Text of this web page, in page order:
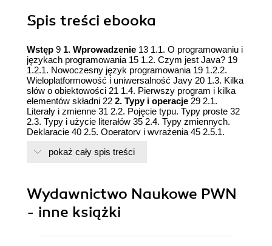
Spis treści ebooka
Wstęp 9 1. Wprowadzenie 13 1.1. O programowaniu i
językach programowania 15 1.2. Czym jest Java? 19
1.2.1. Nowoczesny język programowania 19 1.2.2.
Wieloplatformowość i uniwersalność Javy 20 1.3. Kilka
słów o obiektowości 21 1.4. Pierwszy program i kilka
elementów składni 22 2. Typy i operacje 29 2.1.
Literały i zmienne 31 2.2. Pojęcie typu. Typy proste 32
2.3. Typy i użycie literałów 35 2.4. Typy zmiennych.
Deklaracje 40 2.5. Operatory i wyrażenia 45 2.5.1.
Zwiększanie i zmniejszanie 48 2.5.4. Dzielenie
3.4. Definiowanie konstruktorów 66 3.5. Przykład defi
niowania klasy 67 3.6. Składowe statyczne 71 3.7.
Przeciążanie metod i konstruktorów 74
Obiekty i referencje 79 4.2. Anatomia klasy i zmienna
pokaż cały spis treści
Wydawnictwo Naukowe PWN
- inne książki